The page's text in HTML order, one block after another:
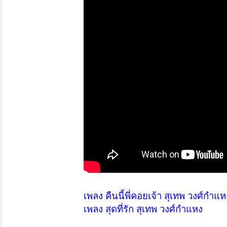
เพลง คืนนี้พี่คอยเจ้า สุเทพ วงศ์กำแห
เพลง สุดที่รัก สุเทพ วงศ์กำแหง